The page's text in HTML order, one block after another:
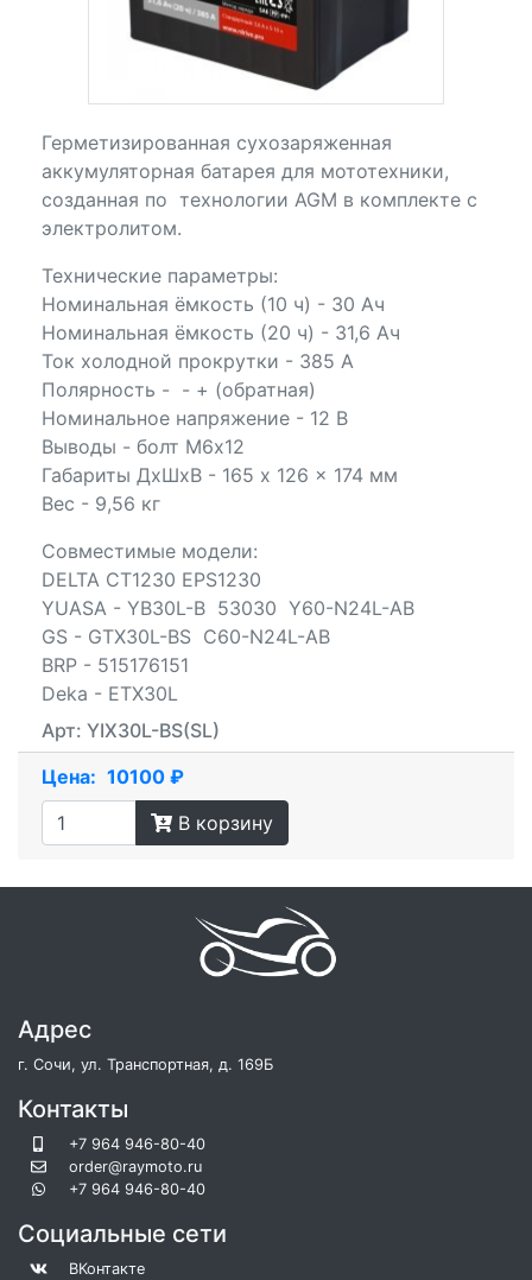
Герметизированная сухозаряженная
аккумуляторная батарея для мототехники,
созданная по технологии AGM в комплекте с
электролитом.
Технические параметры:
Номинальная ёмкость (10 ч) - 30 Ач
Номинальная ёмкость (20 ч) - 31,6 Ач
Ток холодной прокрутки - 385 А
Полярность - - + (обратная)
Номинальное напряжение - 12 В
Выводы - болт М6х12
Габариты ДхШхВ - 165 x 126 x 174 мм
Вес - 9,56 кг
Совместимые модели:
DELTA CT1230 EPS1230
YUASA - YB30L-B 53030 Y60-N24L-AB
GS - GTX30L-BS C60-N24L-AB
BRP - 515176151
Deka - ETX30L
Арт: YIX30L-BS(SL)
Цена: 10100 ₽
В корзину
Адрес
г. Сочи, ул. Транспортная, д. 169Б
Контакты
+7 964 946-80-40
order@raymoto.ru
+7 964 946-80-40
Социальные сети
ВКонтакте